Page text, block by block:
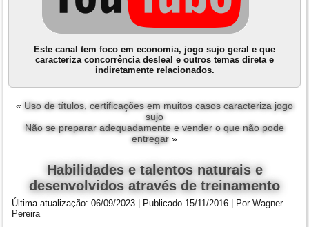
Este canal tem foco em economia, jogo sujo geral e que
caracteriza concorrência desleal e outros temas direta e
indiretamente relacionados.
« Uso de títulos, certificações em muitos casos caracteriza jogo
sujo
Não se preparar adequadamente e vender o que não pode
entregar »
Habilidades e talentos naturais e
desenvolvidos através de treinamento
Última atualização: 06/09/2023 Publicado 15/11/2016 Por Wagner
Pereira